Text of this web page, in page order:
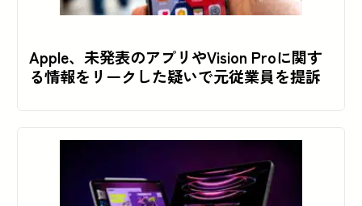
Apple、未発表のアプリやVision Proに関す
る情報をリークした疑いで元従業員を提訴